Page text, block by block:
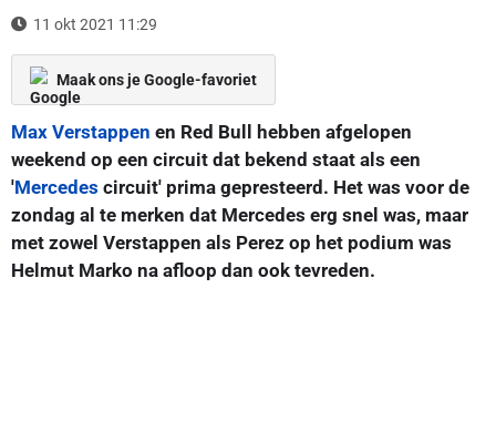
11 okt 2021 11:29
Maak ons je Google-favoriet
Max Verstappen en Red Bull hebben afgelopen
weekend op een circuit dat bekend staat als een
'Mercedes circuit' prima gepresteerd. Het was voor de
zondag al te merken dat Mercedes erg snel was, maar
met zowel Verstappen als Perez op het podium was
Helmut Marko na afloop dan ook tevreden.